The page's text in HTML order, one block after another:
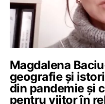
Magdalena
geografie și
din pandemie și
pentru viitor în